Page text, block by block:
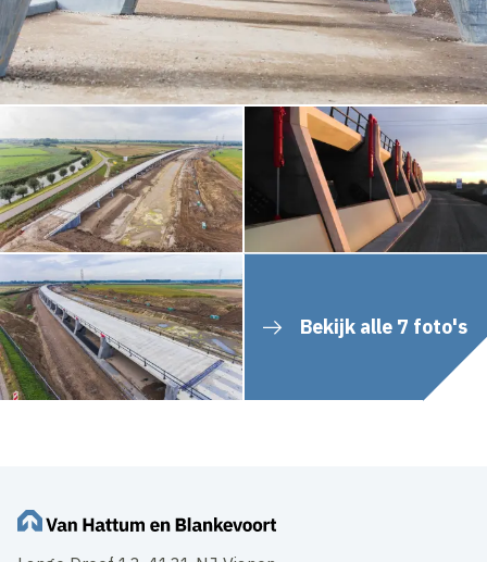
Bekijk alle 7 foto's